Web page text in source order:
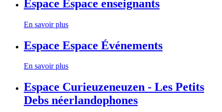
Espace Espace enseignants
En savoir plus
Espace Espace Événements
En savoir plus
Espace Curieuzeneuzen - Les Petits
Debs néerlandophones